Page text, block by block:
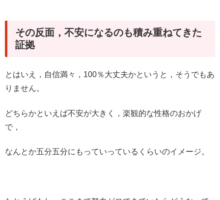
その反面，不安になるのも積み重ねてきた
証拠
とはいえ，自信満々，100％大丈夫かというと，そうでもあ
りません。
どちらかといえば不安が大きく，楽観的な性格のおかげ
で，
なんとか五分五分にもっていっているくらいのイメージ。